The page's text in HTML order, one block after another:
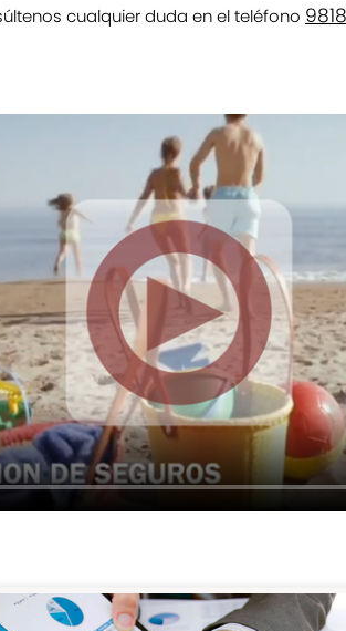
cualquier duda en el teléfono